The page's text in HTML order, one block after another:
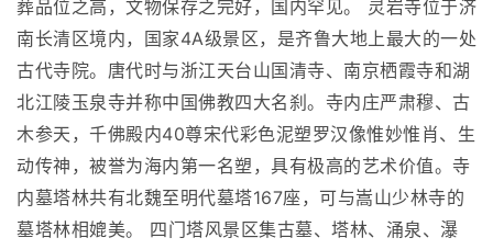
葬品位之高，文物保存之完好，国内罕见。 灵岩寺位于济
南长清区境内，国家4A级景区，是齐鲁大地上最大的一处
古代寺院。唐代时与浙江天台山国清寺、南京栖霞寺和湖
北江陵玉泉寺并称中国佛教四大名刹。寺内庄严肃穆、古
木参天，千佛殿内40尊宋代彩色泥塑罗汉像惟妙惟肖、生
动传神，被誉为海内第一名塑，具有极高的艺术价值。寺
内墓塔林共有北魏至明代墓塔167座，可与嵩山少林寺的
墓塔林相媲美。 四门塔风景区集古墓、塔林、涌泉、瀑